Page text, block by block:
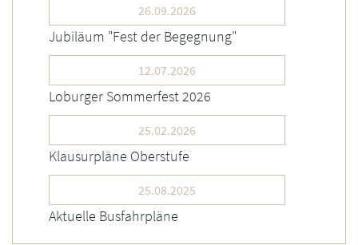
26.09.2026
Jubiläum "Fest der Begegnung"
12.07.2026
Loburger Sommerfest 2026
25.02.2026
Klausurpläne Oberstufe
25.08.2025
Aktuelle Busfahrpläne